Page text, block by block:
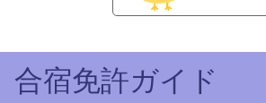
合宿免許ガイド